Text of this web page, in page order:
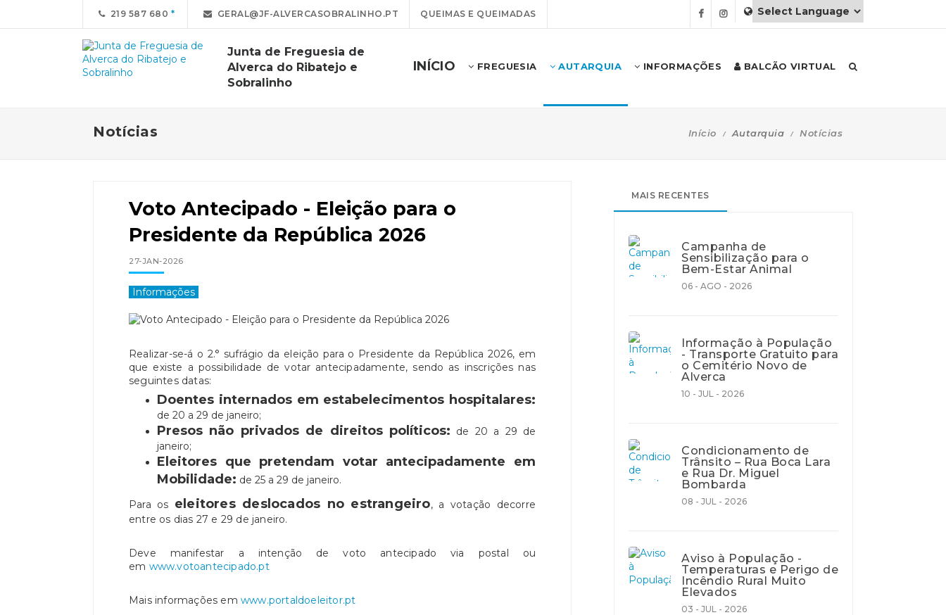
219 587 680 GERAL@JF-ALVERCASOBRALINHO.PT QUEIMAS E QUEIMADAS
Junta de Freguesia de
Alverca do Ribatejo e
Sobralinho
INÍCIO FREGUESIA AUTARQUIA INFORMAÇÕES BALCÃO VIRTUAL
Notícias Início Autarquia Notícias
Voto Antecipado - Eleição para o
Presidente da República 2026
27-JAN-2026
Informações
Realizar-se-á o 2.° sufrágio da eleição para o Presidente da República 2026, em
que existe a possibilidade de votar antecipadamente, sendo as inscrições nas
seguintes datas:
Doentes internados em estabelecimentos hospitalares:
de 20 a 29 de janeiro;
Presos não privados de direitos políticos: de 20 a 29 de
janeiro;
Eleitores que pretendam votar antecipadamente em
Mobilidade: de 25 a 29 de janeiro.
Para os eleitores deslocados no estrangeiro, a votação decorre
entre os dias 27 e 29 de janeiro.
Deve manifestar a intenção de voto antecipado via postal ou
em www.votoantecipado.pt
Mais informações em www.portaldoeleitor.pt
MAIS RECENTES
Campanha de
Sensibilização para o
Bem-Estar Animal
06 - AGO - 2026
Informação à População
- Transporte Gratuito para
o Cemitério Novo de
Alverca
10 - JUL - 2026
Condicionamento de
Trânsito – Rua Boca Lara
e Rua Dr. Miguel
Bombarda
08 - JUL - 2026
Aviso à População -
Temperaturas e Perigo de
Incêndio Rural Muito
Elevados
03 - JUL - 2026